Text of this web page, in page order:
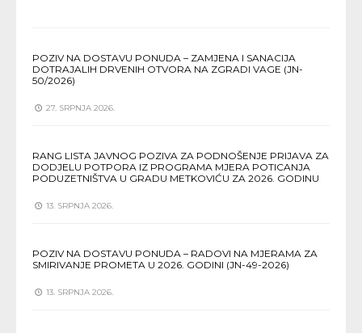
POZIV NA DOSTAVU PONUDA – ZAMJENA I SANACIJA
DOTRAJALIH DRVENIH OTVORA NA ZGRADI VAGE (JN-
50/2026)
27. SRPNJA 2026.
RANG LISTA JAVNOG POZIVA ZA PODNOŠENJE PRIJAVA ZA
DODJELU POTPORA IZ PROGRAMA MJERA POTICANJA
PODUZETNIŠTVA U GRADU METKOVIĆU ZA 2026. GODINU
13. SRPNJA 2026.
POZIV NA DOSTAVU PONUDA – RADOVI NA MJERAMA ZA
SMIRIVANJE PROMETA U 2026. GODINI (JN-49-2026)
13. SRPNJA 2026.